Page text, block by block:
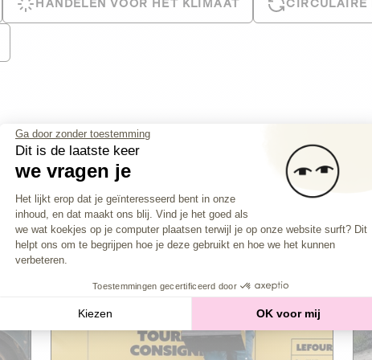
HANDELEN VOOR HET KLIMAAT CIRCULAIRE
Closure imminent
Le Fourgon
De thuis- en kantoorleveringsdienst van
Ga door zonder toestemming
Dit is de laatste keer
we vragen je
Toestemmingsbeheerplatform:
Het lijkt erop dat je geïnteresseerd bent in onze
inhoud, en dat maakt ons blij. Vind je het goed als
we wat koekjes op je computer plaatsen terwijl je op onze website surft? Dit
helpt ons om te begrijpen hoe je deze gebruikt en hoe we het kunnen
verbeteren.
Toestemmingen gecertificeerd door
Kiezen OK voor mij
Axeptio consent